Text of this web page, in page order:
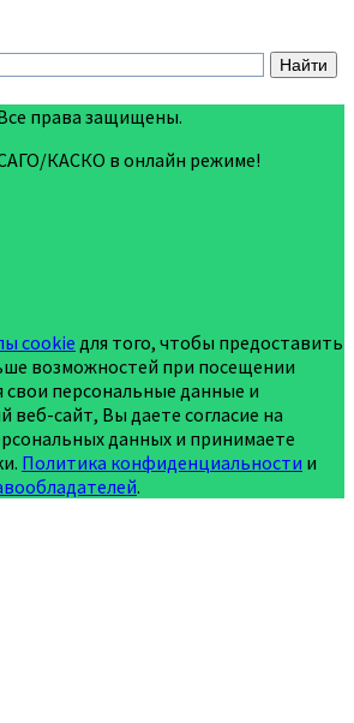
права защищены.
КАСКО в онлайн режиме!
cookie для того, чтобы предоставить
возможностей при посещении
свои персональные данные и
веб-сайт, Вы даете согласие на
данных и принимаете
Политика конфиденциальности и
.